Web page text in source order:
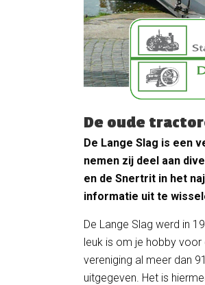
De oude
De Lange Slag is een
nemen zij deel aan
en de Snertrit in het
informatie uit te
De Lange Slag werd in
leuk is om je hobby
vereniging al meer dan
uitgegeven. Het is